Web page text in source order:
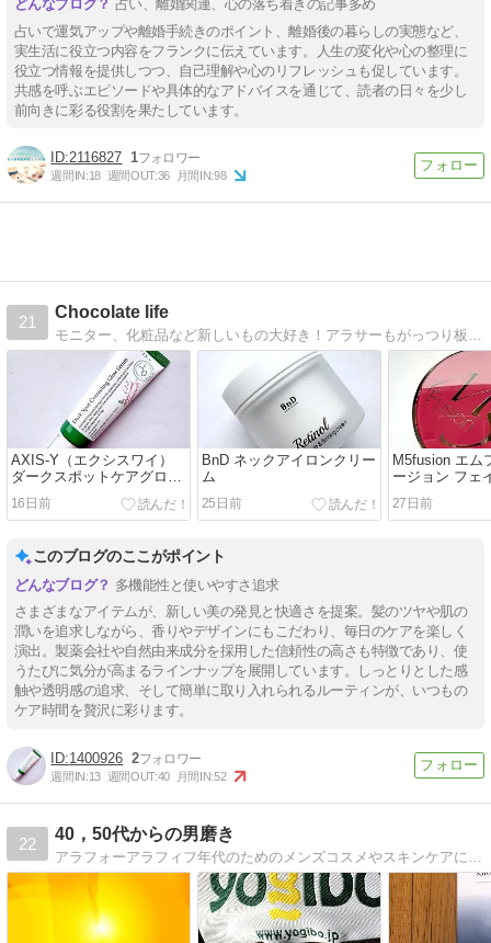
占い、離婚関連、心の落ち着きの記事多め
占いで運気アップや離婚手続きのポイント、離婚後の暮らしの実態など、
実生活に役立つ内容をフランクに伝えています。人生の変化や心の整理に
役立つ情報を提供しつつ、自己理解や心のリフレッシュも促しています。
共感を呼ぶエピソードや具体的なアドバイスを通じて、読者の日々を少し
前向きに彩る役割を果たしています。
2116827 1
週間IN:18 週間OUT:36 月間IN:98
21
Chocolate life
モニター、化粧品など新しいもの大好き！アラサーもがっつり板についてきた主婦のチョコレートな毎日
AXIS-Y（エクシスワイ）
ダークスポットケアグロウ
セラム
16日前
BnD ネックアイロンクリー
ム
25日前
M5fusion エム
ージョン フェ
クッション
27日前
このブログのここがポイント
多機能性と使いやすさ追求
さまざまなアイテムが、新しい美の発見と快適さを提案。髪のツヤや肌の
潤いを追求しながら、香りやデザインにもこだわり、毎日のケアを楽しく
演出。製薬会社や自然由来成分を採用した信頼性の高さも特徴であり、使
うたびに気分が高まるラインナップを展開しています。しっとりとした感
触や透明感の追求、そして簡単に取り入れられるルーティンが、いつもの
ケア時間を贅沢に彩ります。
1400926 2
週間IN:13 週間OUT:40 月間IN:52
22
40，50代からの男磨き